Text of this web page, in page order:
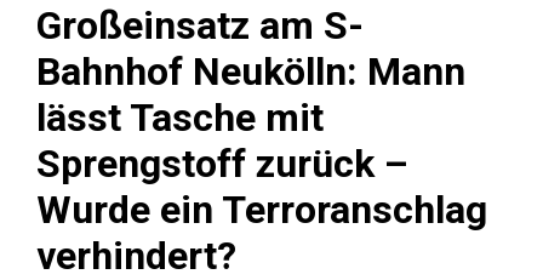
Großeinsatz am S-
Bahnhof Neukölln: Mann
lässt Tasche mit
Sprengstoff zurück –
Wurde ein Terroranschlag
verhindert?